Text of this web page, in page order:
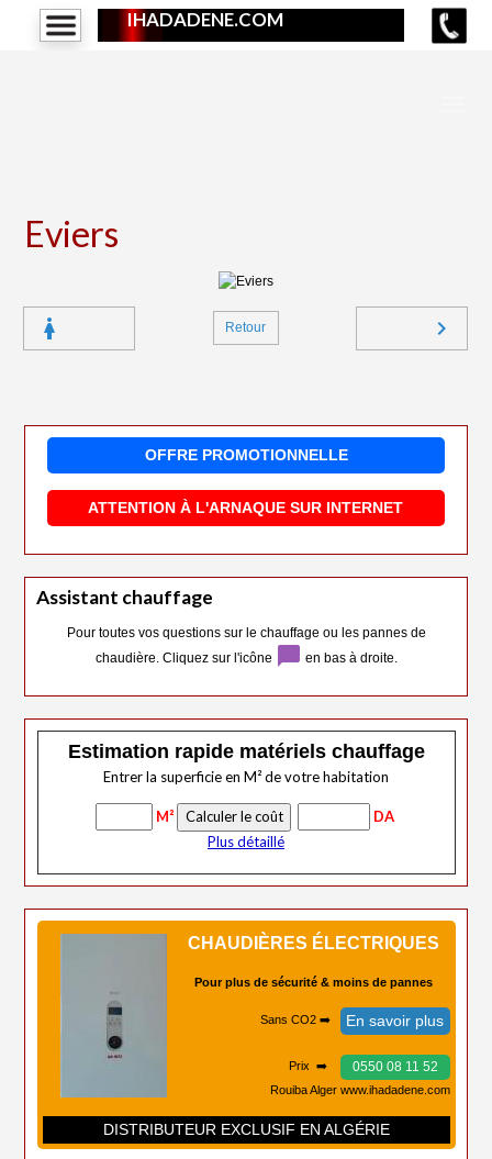
IHADADENE.COM
Eviers
Retour
OFFRE PROMOTIONNELLE
ATTENTION À L'ARNAQUE SUR INTERNET
Assistant chauffage
Pour toutes vos questions sur le chauffage ou les pannes de
chaudière. Cliquez sur l'icône
chat_bubble en bas à droite.
Estimation rapide matériels chauffage
Entrer la superficie en M² de votre habitation
M²
DA
Plus détaillé
CHAUDIÈRES ÉLECTRIQUES
Pour plus de sécurité & moins de pannes
Sans CO2 ➡️ En savoir plus
Prix ➡️ 0550 08 11 52
Rouiba Alger www.ihadadene.com
DISTRIBUTEUR EXCLUSIF EN ALGÉRIE